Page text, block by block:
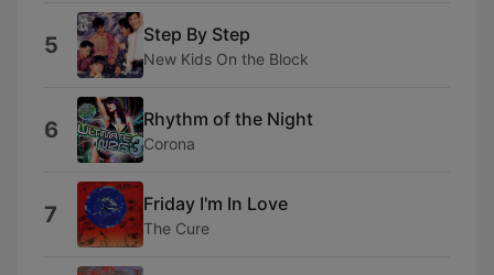
5 Step By Step
New Kids On the Block
6 Rhythm of the Night
Corona
7 Friday I'm In Love
The Cure